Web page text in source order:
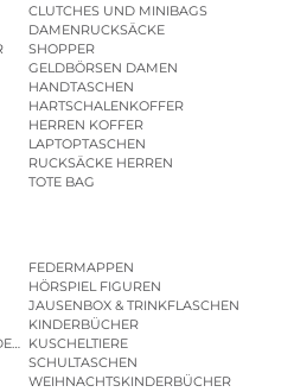
CLUTCHES UND MINIBAGS
DAMENRUCKSÄCKE
SHOPPER
GELDBÖRSEN DAMEN
HANDTASCHEN
HARTSCHALENKOFFER
HERREN KOFFER
LAPTOPTASCHEN
RUCKSÄCKE HERREN
TOTE BAG
FEDERMAPPEN
HÖRSPIEL FIGUREN
JAUSENBOX & TRINKFLASCHEN
KINDERBÜCHER
KUSCHELTIERE
SCHULTASCHEN
WEIHNACHTSKINDERBÜCHER